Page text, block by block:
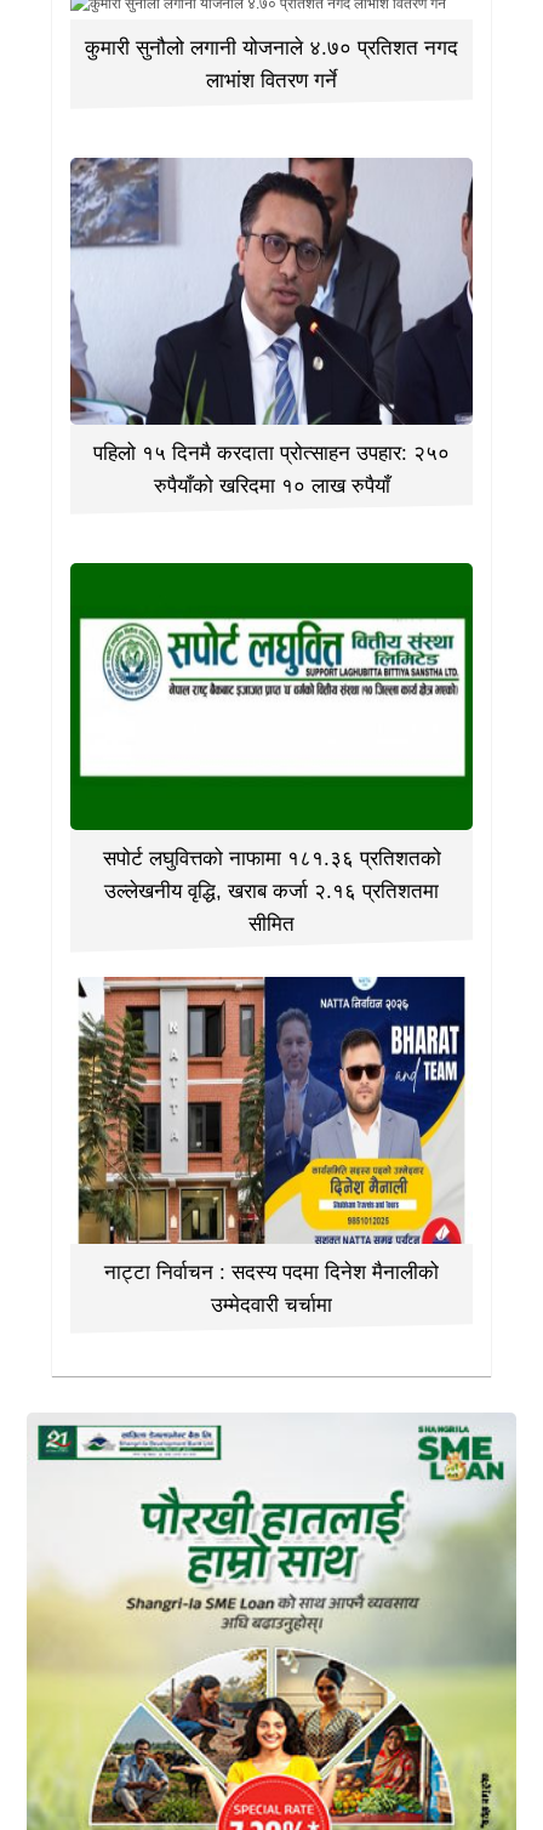
कुमारी सुनौलो लगानी योजनाले ४.७० प्रतिशत नगद
लाभांश वितरण गर्ने
पहिलो १५ दिनमै करदाता प्रोत्साहन उपहार: २५०
रुपैयाँको खरिदमा १० लाख रुपैयाँ
सपोर्ट लघुवित्तको नाफामा १८१.३६ प्रतिशतको
उल्लेखनीय वृद्धि, खराब कर्जा २.१६ प्रतिशतमा
सीमित
नाट्टा निर्वाचन : सदस्य पदमा दिनेश मैनालीको
उम्मेदवारी चर्चामा